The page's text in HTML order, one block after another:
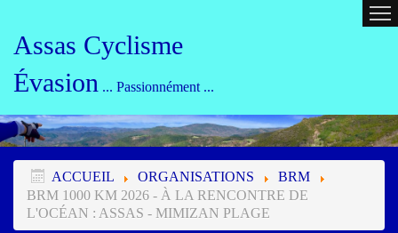
Assas Cyclisme
Évasion ... Passionnément ...
ACCUEIL ORGANISATIONS
BRM
BRM 1000 KM 2026 - À LA RENCONTRE DE
L'OCÉAN : ASSAS - MIMIZAN PLAGE